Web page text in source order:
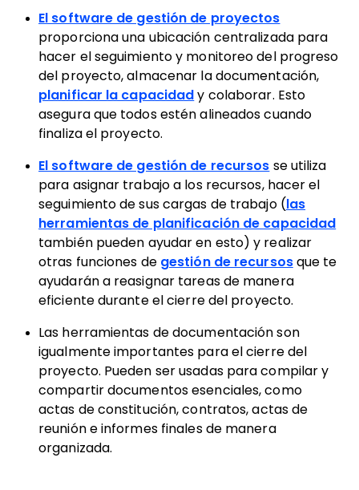
El software de gestión de proyectos
proporciona una ubicación centralizada para
hacer el seguimiento y monitoreo del progreso
del proyecto, almacenar la documentación,
planificar la capacidad y colaborar. Esto
asegura que todos estén alineados cuando
finaliza el proyecto.
El software de gestión de recursos se utiliza
para asignar trabajo a los recursos, hacer el
seguimiento de sus cargas de trabajo ( las
herramientas de planificación de capacidad
también pueden ayudar en esto) y realizar
otras funciones de gestión de recursosque te
ayudarán a reasignar tareas de manera
eficiente durante el cierre del proyecto.
Las herramientas de documentación son
igualmente importantes para el cierre del
proyecto. Pueden ser usadas para compilar y
compartir documentos esenciales, como
actas de constitución, contratos, actas de
reunión e informes finales de manera
organizada.